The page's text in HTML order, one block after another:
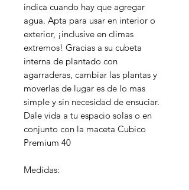
indica cuando hay que agregar
agua. Apta para usar en interior o
exterior, ¡inclusive en climas
extremos! Gracias a su cubeta
interna de plantado con
agarraderas, cambiar las plantas y
moverlas de lugar es de lo mas
simple y sin necesidad de ensuciar.
Dale vida a tu espacio solas o en
conjunto con la maceta Cubico
Premium 40
Medidas: